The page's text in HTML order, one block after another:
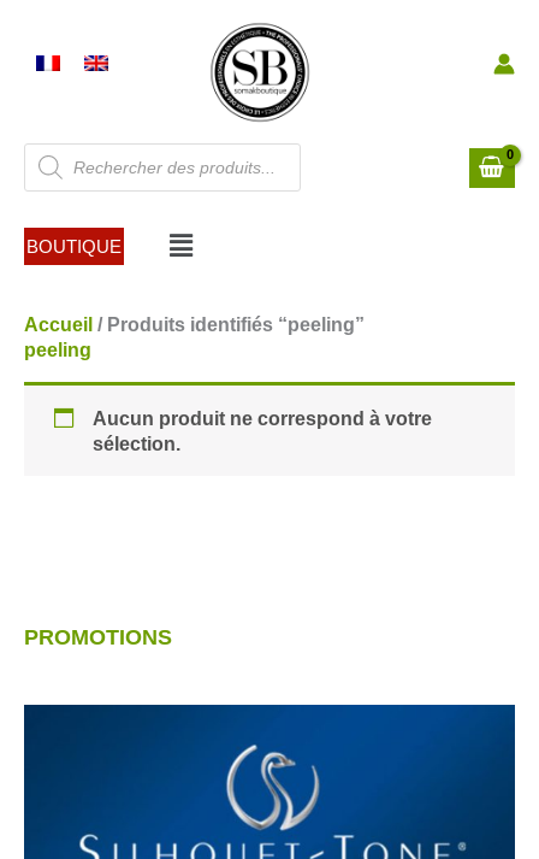
contenu
Recherche
de
produits
BOUTIQUE Menu
PROMOTIONS
Accueil / Produits identifiés “peeling”
peeling
Aucun produit ne correspond à votre
sélection.